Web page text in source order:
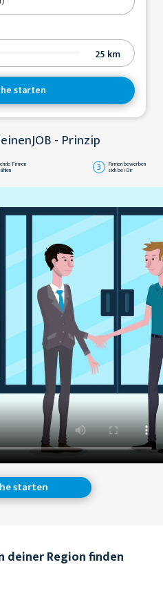
25 km
starten
- Prinzip
Firmen 3 Firmen bewerben
sich bei Dir
starten
deiner Region finden